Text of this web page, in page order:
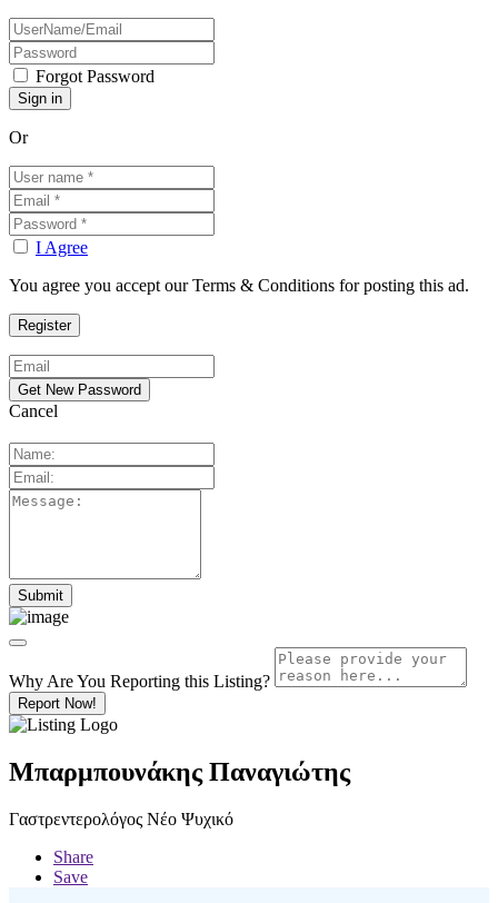
Forgot Password
Or
I Agree
You agree you accept our Terms & Conditions for posting this ad.
Cancel
Why Are You Reporting this Listing?
Report Now!
Μπαρμπουνάκης Παναγιώτης
Γαστρεντερολόγος Νέο Ψυχικό
Share
Save